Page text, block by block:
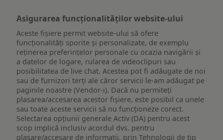
Asigurarea funcționalităților website-ului
Aceste fișiere permit website-ului să ofere
funcționalități sporite și personalizate, de exemplu
reţinerea preferinţelor personale cu ocazia navigării și
a datelor de logare, rularea de videoclipuri sau
posibilitatea de live chat. Acestea pot fi adăugate de noi
sau de furnizori terți ale căror servicii le-am adăugat pe
paginile noastre (Vendor-i). Dacă nu permiteți
plasarea/accesarea acestor fișiere, este posibil ca unele
sau toate aceste servicii să nu funcționeze corect.
Selectarea opțiunii generale Activ (DA) pentru acest
scop implică inclusiv acordul dvs. pentru
plasare/accesare de informații, prin Tehnologii de tip